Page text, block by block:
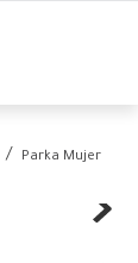
Parka Mujer